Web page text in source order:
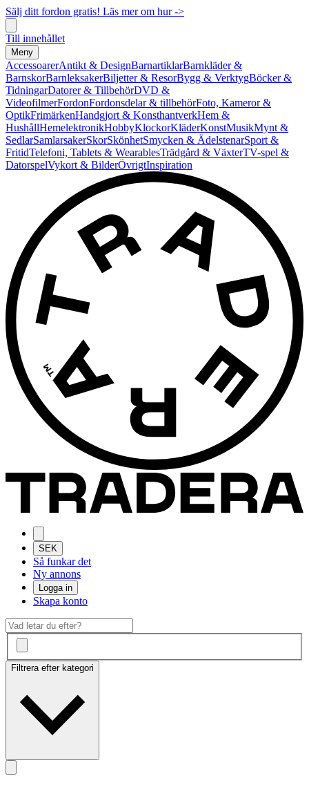
Sälj ditt fordon gratis! Läs mer om hur ->
Till innehållet
Meny
AccessoarerAntikt & DesignBarnartiklarBarnkläder &
BarnskorBarnleksakerBiljetter & ResorBygg & VerktygBöcker &
TidningarDatorer & TillbehörDVD &
VideofilmerFordonFordonsdelar & tillbehörFoto, Kameror &
OptikFrimärkenHandgjort & KonsthantverkHem &
HushållHemelektronikHobbyKlockorKläderKonstMusikMynt &
SedlarSamlarsakerSkorSkönhetSmycken & ÄdelstenarSport &
FritidTelefoni, Tablets & WearablesTrädgård & VäxterTV-spel &
DatorspelVykort & BilderÖvrigtInspiration
SEK
Så funkar det
Ny annons
Logga in
Skapa konto
Filtrera efter kategori